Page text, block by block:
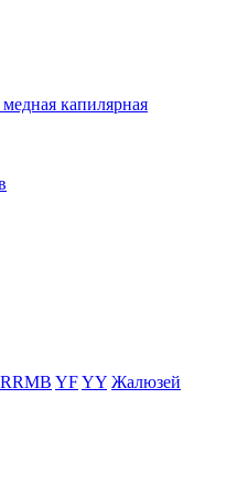
капилярная
RRMB YFYY Жалюзей